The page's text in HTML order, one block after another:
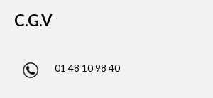
C.G.V
01 48 10 98 40